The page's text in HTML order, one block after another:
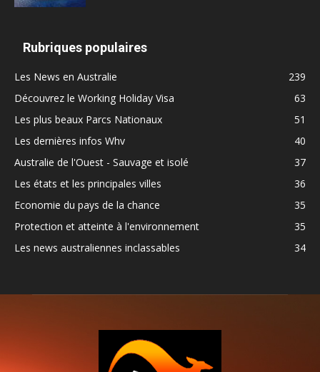
Rubriques populaires
Les News en Australie
239
Découvrez le Working Holiday Visa
63
Les plus beaux Parcs Nationaux
51
Les dernières infos Whv
40
Australie de l'Ouest - Sauvage et isolé
37
Les états et les principales villes
36
Economie du pays de la chance
35
Protection et atteinte à l'environnement
35
Les news australiennes inclassables
34